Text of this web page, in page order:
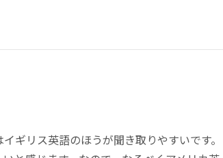
ギリス英語のほうが聞き取りやすいです。